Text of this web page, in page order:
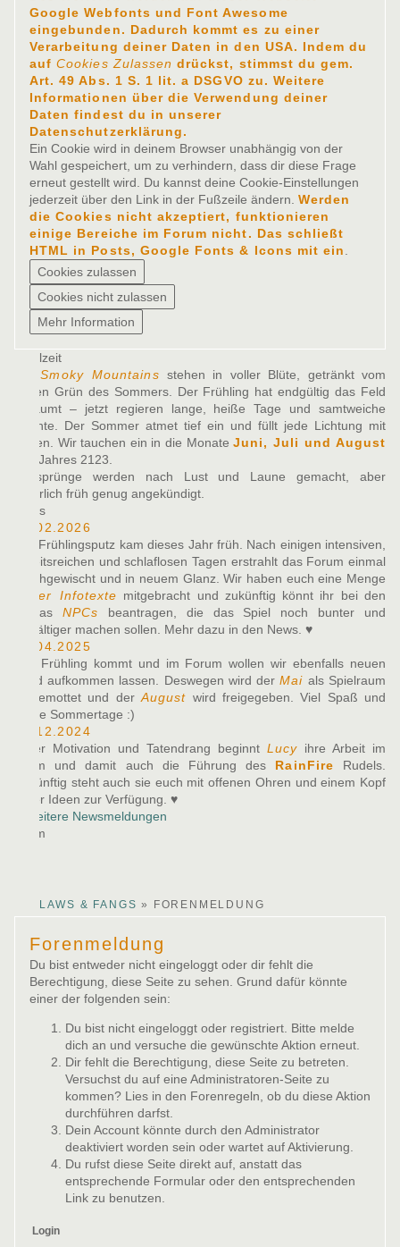
Google Webfonts und Font Awesome
eingebunden. Dadurch kommt es zu einer
Verarbeitung deiner Daten in den USA. Indem du
aufCookies Zulassen drückst, stimmst du gem.
Art. 49 Abs. 1 S. 1 lit. a DSGVO zu. Weitere
Informationen über die Verwendung deiner
Daten findest du in unserer
Datenschutzerklärung.
Ein Cookie wird in deinem Browser unabhängig von der
Wahl gespeichert, um zu verhindern, dass dir diese Frage
erneut gestellt wird. Du kannst deine Cookie-Einstellungen
jederzeit über den Link in der Fußzeile ändern. Werden
die Cookies nicht akzeptiert, funktionieren
einige Bereiche im Forum nicht. Das schließt
HTML in Posts, Google Fonts & Icons mit ein
Spielzeit
DieSmoky Mountains stehen in voller Blüte, getränkt vom
satten Grün des Sommers. Der Frühling hat endgültig das Feld
geräumt – jetzt regieren lange, heiße Tage und samtweiche
Nächte. Der Sommer atmet tief ein und füllt jede Lichtung mit
Leben. Wir tauchen ein in die MonateJuni, Juli und August
des Jahres 2123.
Zeitsprünge werden nach Lust und Laune gemacht, aber
natürlich früh genug angekündigt.
News
10.02.2026
Der Frühlingsputz kam dieses Jahr früh. Nach einigen intensiven,
arbeitsreichen und schlaflosen Tagen erstrahlt das Forum einmal
durchgewischt und in neuem Glanz. Wir haben euch eine Menge
neuer Infotexte mitgebracht und zukünftig könnt ihr bei den
Alphas NPCs beantragen, die das Spiel noch bunter und
vielfältiger machen sollen. Mehr dazu in den News. ♥
27.04.2025
Der Frühling kommt und im Forum wollen wir ebenfalls neuen
Wind aufkommen lassen. Deswegen wird derMai als Spielraum
eingemottet und derAugust wird freigegeben. Viel Spaß und
heiße Sommertage :)
07.12.2024
Voller Motivation und Tatendrang beginnt Lucy ihre Arbeit im
Team und damit auch die Führung des RainFire Rudels.
Zukünftig steht auch sie euch mit offenen Ohren und einem Kopf
voller Ideen zur Verfügung. ♥
» Weitere Newsmeldungen
Team
CLAWS & FANGS » FORENMELDUNG
Forenmeldung
Du bist entweder nicht eingeloggt oder dir fehlt die
Berechtigung, diese Seite zu sehen. Grund dafür könnte
einer der folgenden sein:
Du bist nicht eingeloggt oder registriert. Bitte melde
dich an und versuche die gewünschte Aktion erneut.
Dir fehlt die Berechtigung, diese Seite zu betreten.
Versuchst du auf eine Administratoren-Seite zu
kommen? Lies in den Forenregeln, ob du diese Aktion
durchführen darfst.
Dein Account könnte durch den Administrator
deaktiviert worden sein oder wartet auf Aktivierung.
Du rufst diese Seite direkt auf, anstatt das
entsprechende Formular oder den entsprechenden
Link zu benutzen.
Login